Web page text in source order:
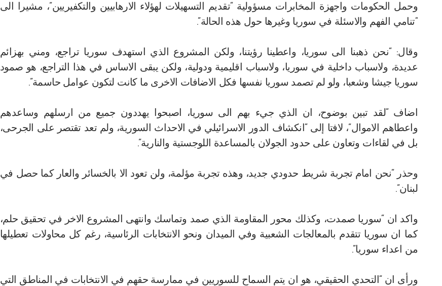
وحمل الحكومات واجهزة المخابرات مسؤولية “تقديم التسهيلات لهؤلاء الارهابيين والتكفيريين”، مشيرا الى
“تنامي الفهم والاسئلة في سوريا وغيرها حول هذه الحالة”.
وقال: “نحن ذهبنا الى سوريا، واعطينا رؤيتنا، ولكن المشروع الذي استهدف سوريا تراجع، ومني بهزائم
عديدة، ولاسباب داخلية في سوريا، ولاسباب اقليمية ودولية، ولكن يبقى الاساس في هذا التراجع، هو صمود
سوريا جيشا وشعبا، ولو لم تصمد سوريا نفسها فكل الاضافات الاخرى ما كانت لتكون عوامل حاسمة”.
اضاف “لقد تبين بوضوح، ان الذي جيء بهم الى سوريا، اصبحوا يهددون جميع من ارسلهم وساعدهم
واعطاهم الاموال”، لافتا إلى “انكشاف الدور الاسرائيلي في الاحداث السورية، ولم تعد تقتصر على الجرحى،
بل في لقاءات وتعاون على حدود الجولان بالمساعدة اللوجستية والنارية”.
وحذر “نحن امام تجربة شريط حدودي جديد، وهذه تجربة مؤلمة، ولن تعود الا بالخسائر والعار كما حصل في
لبنان”.
واكد ان “سوريا صمدت، وكذلك محور المقاومة الذي صمد وتماسك وانتهى المشروع الاخر في تحقيق حلم،
كما ان سوريا تتقدم بالمعالجات الشعبية وفي الميدان ونحو الانتخابات الرئاسية، رغم كل محاولات تعطيلها
من اعداء سوريا”.
ورأى ان “التحدي الحقيقي، هو ان يتم السماح للسوريين في ممارسة حقهم في الانتخابات في المناطق التي